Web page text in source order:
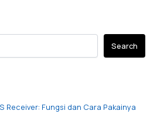
Search
Receiver: Fungsi dan Cara Pakainya